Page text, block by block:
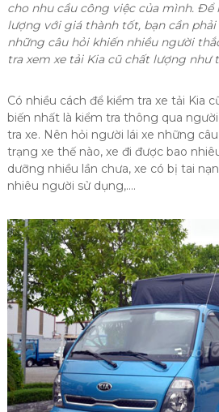
cho nhu cầu công việc của mình. Để
lượng với giá thành tốt, bạn cần
những câu hỏi khiến nhiều người
tra xem xe tải Kia cũ chất lượng như
Có nhiều cách để kiểm tra xe tải Kia
biến nhất là kiểm tra thông qua
tra xe. Nên hỏi người lái xe những
trạng xe thế nào, xe đi được bao
dưỡng nhiều lần chưa, xe có bị tai
nhiêu người sử dụng,….